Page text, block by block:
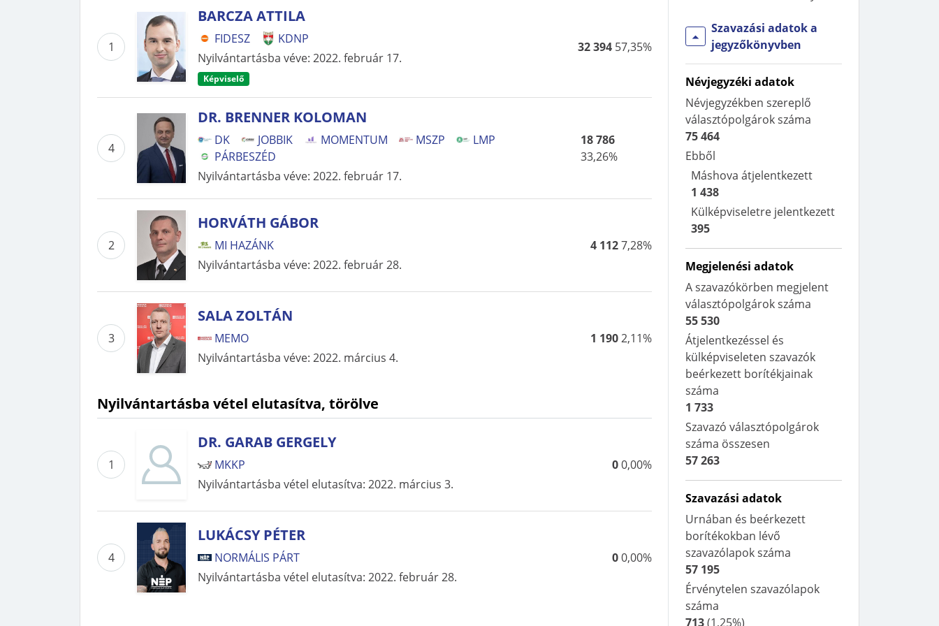
1
BARCZA ATTILA
FIDESZ
KDNP
Nyilvántartásba véve: 2022. február 17.
Képviselő
32 394 57,35%
4
DR. BRENNER KOLOMAN
DK JOBBIK MOMENTUM MSZP
LMP
PÁRBESZÉD
Nyilvántartásba véve: 2022. február 17.
18 786
33,26%
2
HORVÁTH GÁBOR
MI HAZÁNK
Nyilvántartásba véve: 2022. február 28.
4 112 7,28%
3
SALA ZOLTÁN
MEMO
Nyilvántartásba véve: 2022. március 4.
1 190 2,11%
Nyilvántartásba vétel elutasítva, törölve
1
DR. GARAB GERGELY
MKKP
Nyilvántartásba vétel elutasítva: 2022. március 3.
0 0,00%
4
LUKÁCSY PÉTER
NORMÁLIS PÁRT
Nyilvántartásba vétel elutasítva: 2022. február 28.
0 0,00%
Szavazási adatok a
jegyzőkönyvben
Névjegyzéki adatok
Névjegyzékben szereplő
választópolgárok száma
75 464
Ebből
Máshova átjelentkezett
1 438
Külképviseletre jelentkezett
395
Megjelenési adatok
A szavazókörben megjelent
választópolgárok száma
55 530
Átjelentkezéssel és
külképviseleten szavazók
beérkezett borítékjainak
száma
1 733
Szavazó választópolgárok
száma összesen
57 263
Szavazási adatok
Urnában és beérkezett
borítékokban lévő
szavazólapok száma
57 195
Érvénytelen szavazólapok
száma
713 (1,25%)